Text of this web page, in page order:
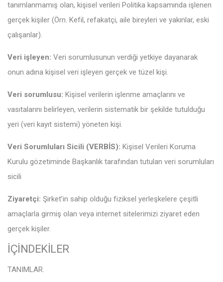
tanımlanmamış olan, kişisel verileri Politika kapsamında işlenen
gerçek kişiler (Örn. Kefil, refakatçi, aile bireyleri ve yakınlar, eski
çalışanlar).
Veri işleyen: Veri sorumlusunun verdiği yetkiye dayanarak
onun adına kişisel veri işleyen gerçek ve tüzel kişi.
Veri sorumlusu: Kişisel verilerin işlenme amaçlarını ve
vasıtalarını belirleyen, verilerin sistematik bir şekilde tutulduğu
yeri (veri kayıt sistemi) yöneten kişi.
Veri Sorumluları Sicili (VERBİS): Kişisel Verileri Koruma
Kurulu gözetiminde Başkanlık tarafından tutulan veri sorumluları
sicili
Ziyaretçi: Şirket’in sahip olduğu fiziksel yerleşkelere çeşitli
amaçlarla girmiş olan veya internet sitelerimizi ziyaret eden
gerçek kişiler.
İÇİNDEKİLER
TANIMLAR.